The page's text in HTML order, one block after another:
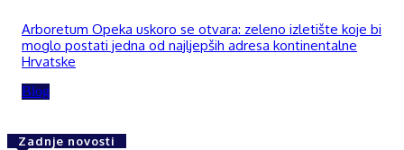
Arboretum Opeka uskoro se otvara: zeleno izletište koje bi
moglo postati jedna od najljepših adresa kontinentalne
Hrvatske
Blog
Zadnje novosti